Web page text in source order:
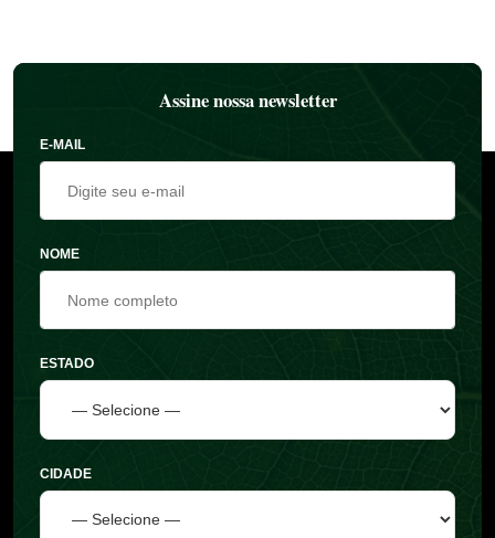
Assine nossa newsletter
E-MAIL
NOME
ESTADO
CIDADE